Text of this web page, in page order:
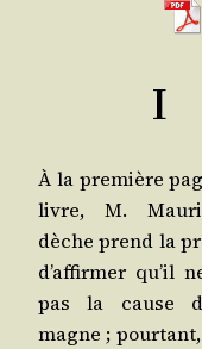
I
À la pre­mière
livre, M.
dèche prend la
d’af­fir­mer qu’il
pas la cause
magne ;